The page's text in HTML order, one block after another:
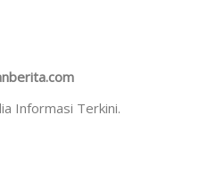
Informasi Terkini.